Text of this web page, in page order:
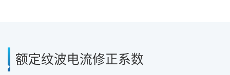
额定纹波电流修正系数